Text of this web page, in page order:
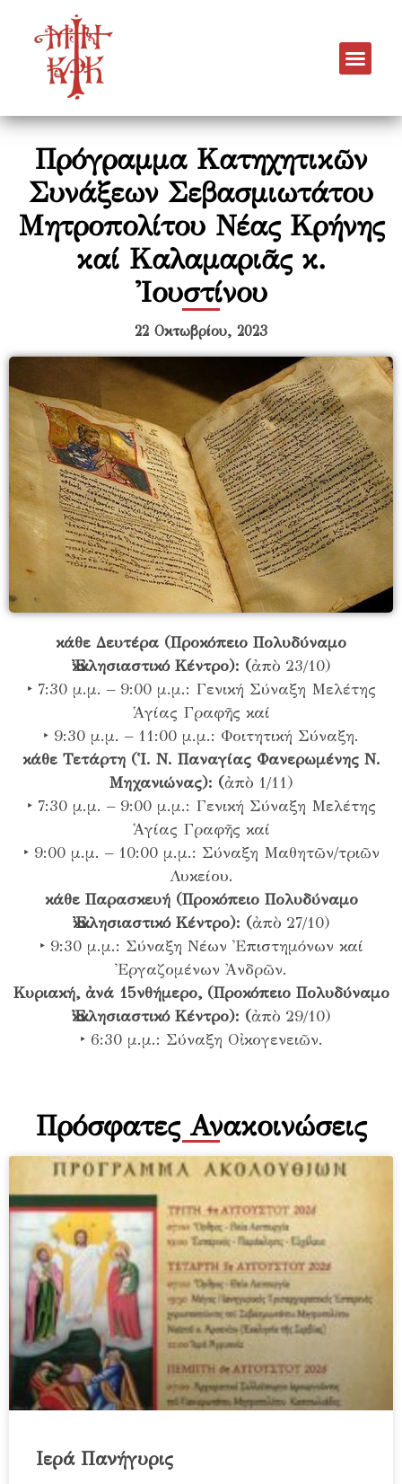
Πρόγραμμα Κατηχητικῶν
Συνάξεων Σεβασμιωτάτου
Μητροπολίτου Νέας Κρήνης
καί Καλαμαριᾶς κ.
Ἰουστίνου
22 Οκτωβρίου, 2023
κάθε Δευτέρα (Προκόπειο Πολυδύναμο
Ἐκκλησιαστικό Κέντρο): (ἀπὸ 23/10)
‣ 7:30 μ.μ. – 9:00 μ.μ.: Γενική Σύναξη Μελέτης
Ἁγίας Γραφῆς καί
‣ 9:30 μ.μ. – 11:00 μ.μ.: Φοιτητική Σύναξη.
κάθε Τετάρτη (Ἱ. Ν. Παναγίας Φανερωμένης Ν.
Μηχανιώνας): (ἀπὸ 1/11)
‣ 7:30 μ.μ. – 9:00 μ.μ.: Γενική Σύναξη Μελέτης
Ἁγίας Γραφῆς καί
‣ 9:00 μ.μ. – 10:00 μ.μ.: Σύναξη Μαθητῶν/τριῶν
Λυκείου.
κάθε Παρασκευή (Προκόπειο Πολυδύναμο
Ἐκκλησιαστικό Κέντρο): (ἀπὸ 27/10)
‣ 9:30 μ.μ.: Σύναξη Νέων Ἐπιστημόνων καί
Ἐργαζομένων Ἀνδρῶν.
Κυριακή, ἀνά 15νθήμερο, (Προκόπειο Πολυδύναμο
Ἐκκλησιαστικό Κέντρο): (ἀπὸ 29/10)
‣ 6:30 μ.μ.: Σύναξη Οἰκογενειῶν.
Πρόσφατες Ανακοινώσεις
Ιερά Πανήγυρις